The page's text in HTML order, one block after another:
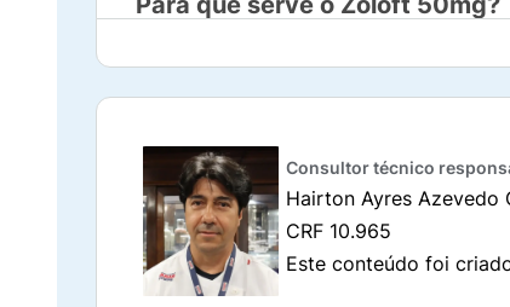
Transtorno do pânico;
Transtorno do estresse pós-
Transtorno obsessivo compulsivo
Consultor técnico
Hairton Ayres Azevedo
CRF 10.965
Este conteúdo foi